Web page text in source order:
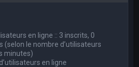
en ligne :: 3 inscrits, 0
(selon le nombre d’utilisateurs
minutes)
en ligne